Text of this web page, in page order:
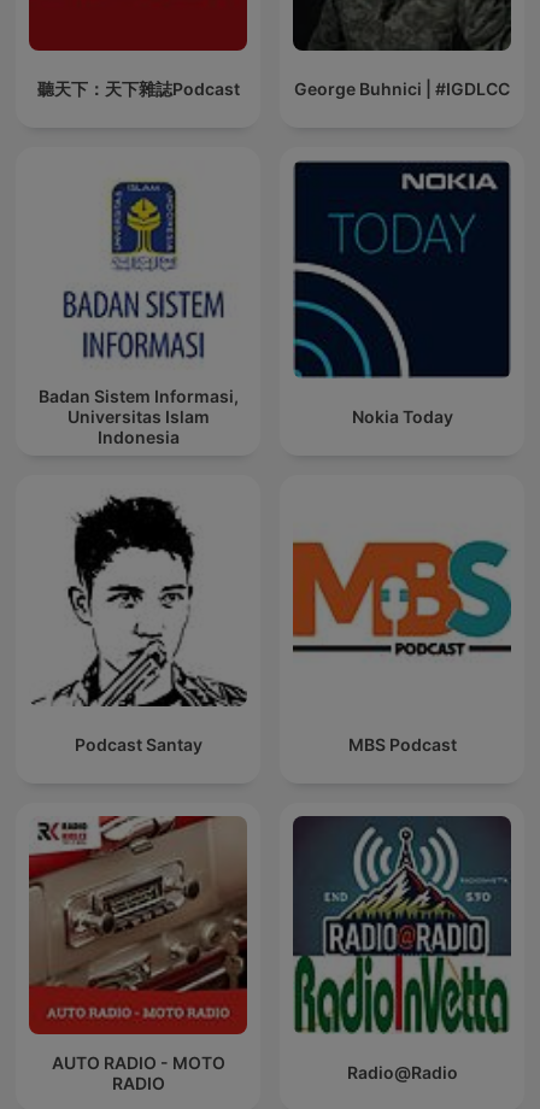
聽天下：天下雜誌Podcast George Buhnici | #IGDLCC
Badan Sistem Informasi,
Universitas Islam
Indonesia
Nokia Today
Podcast Santay MBS Podcast
AUTO RADIO - MOTO
RADIO
Radio@Radio